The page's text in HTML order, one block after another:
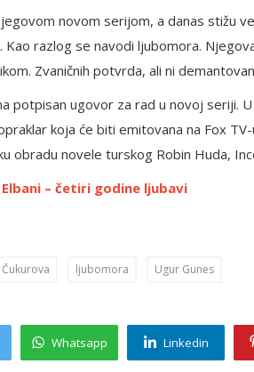
novom serijom, a danas stižu
razlog se navodi ljubomora.
Zvaničnih potvrda, ali ni
potpisan ugovor za rad u novoj seriji.
koja će biti emitovana na Fox
obradu novele turskog Robin Huda,
– četiri godine ljubavi
Čukurova ljubomora Ugur Gunes
Whatsapp Linkedin